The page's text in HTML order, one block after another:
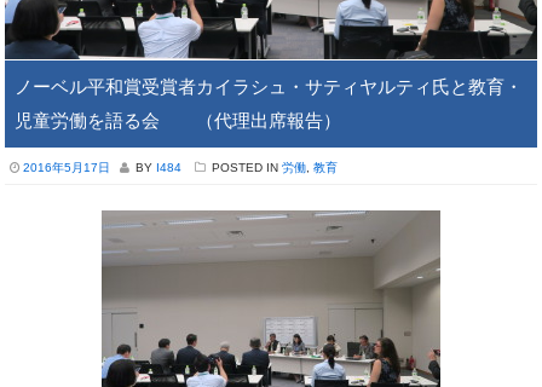
ノーベル平和賞受賞者カイラシュ・サティヤルティ氏と教育・
児童労働を語る会 （代理出席報告）
2016年5月17日 BY I484 POSTED IN 労働 教育